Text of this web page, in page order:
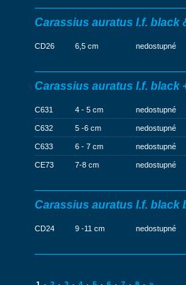
Carassius auratus l.f. black
CD26 6,5 cm nedostupné
Carassius auratus l.f. black
C631 4 - 5 cm nedostupné
C632 5 -6 cm nedostupné
C633 6 - 7 cm nedostupné
CE73 7-8 cm nedostupné
Carassius auratus l.f. black
CD24 9 -11 cm nedostupné